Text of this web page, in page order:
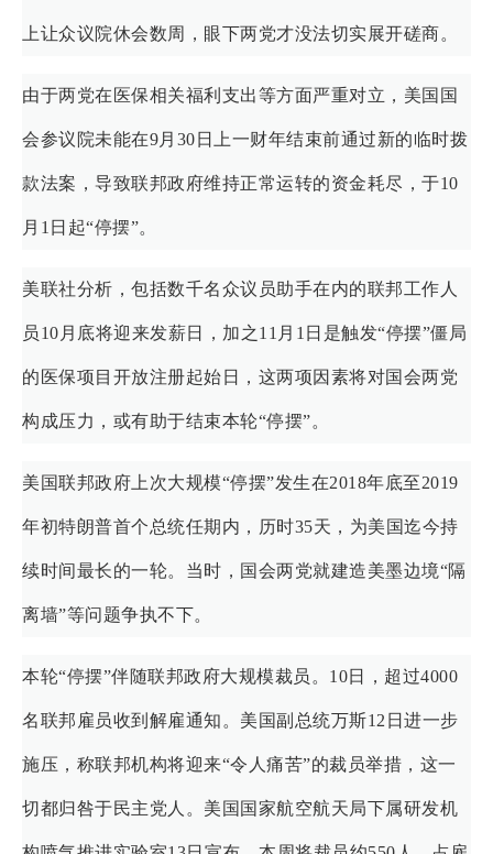
上让众议院休会数周，眼下两党才没法切实展开磋商。
由于两党在医保相关福利支出等方面严重对立，美国国
会参议院未能在9月30日上一财年结束前通过新的临时拨
款法案，导致联邦政府维持正常运转的资金耗尽，于10
月1日起“停摆”。
美联社分析，包括数千名众议员助手在内的联邦工作人
员10月底将迎来发薪日，加之11月1日是触发“停摆”僵局
的医保项目开放注册起始日，这两项因素将对国会两党
构成压力，或有助于结束本轮“停摆”。
美国联邦政府上次大规模“停摆”发生在2018年底至2019
年初特朗普首个总统任期内，历时35天，为美国迄今持
续时间最长的一轮。当时，国会两党就建造美墨边境“隔
离墙”等问题争执不下。
本轮“停摆”伴随联邦政府大规模裁员。10日，超过4000
名联邦雇员收到解雇通知。美国副总统万斯12日进一步
施压，称联邦机构将迎来“令人痛苦”的裁员举措，这一
切都归咎于民主党人。美国国家航空航天局下属研发机